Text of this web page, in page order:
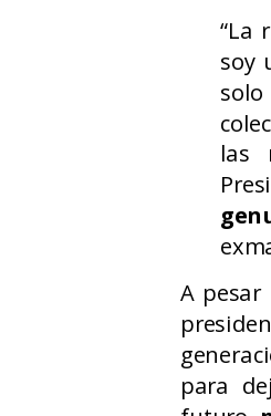
“La
soy
las
A
para